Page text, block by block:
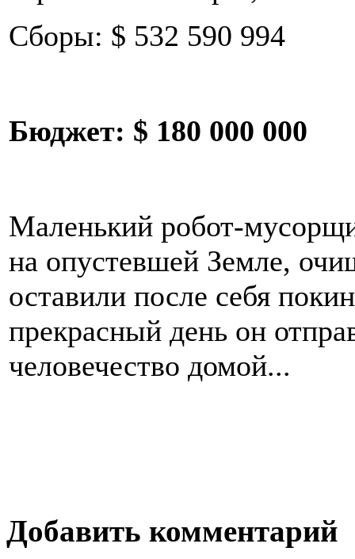
Сборы: $ 532 590 994
Бюджет: $ 180 000 000
Маленький робот-
на опустевшей Земле,
оставили после себя
прекрасный день он
человечество домой...
Добавить комментарий